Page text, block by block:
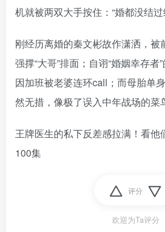
机就被两双大手按住：“婚都没结
刚经历离婚的秦文彬故作潇洒，被
强撑“大哥”排面；自诩“婚姻幸存
因加班被老婆连环call；而母胎单
然无措，像极了误入中年战场的菜
王牌医生的私下反差感拉满！看他
100集
评分
欢迎为Ta评分